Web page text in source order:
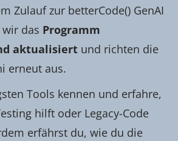
Zulauf zur betterCode() GenAI
das Programm
aktualisiert und richten die
erneut aus.
Tools kennen und erfahre,
hilft oder Legacy-Code
erfährst du, wie du die